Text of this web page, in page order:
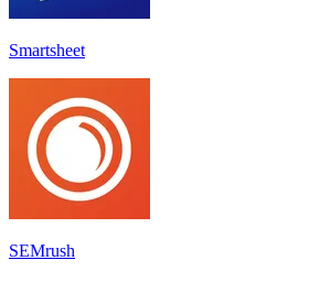
Smartsheet
SEMrush